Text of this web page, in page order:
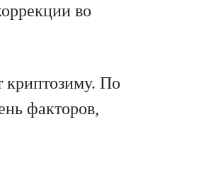
во
криптозиму. По
факторов,